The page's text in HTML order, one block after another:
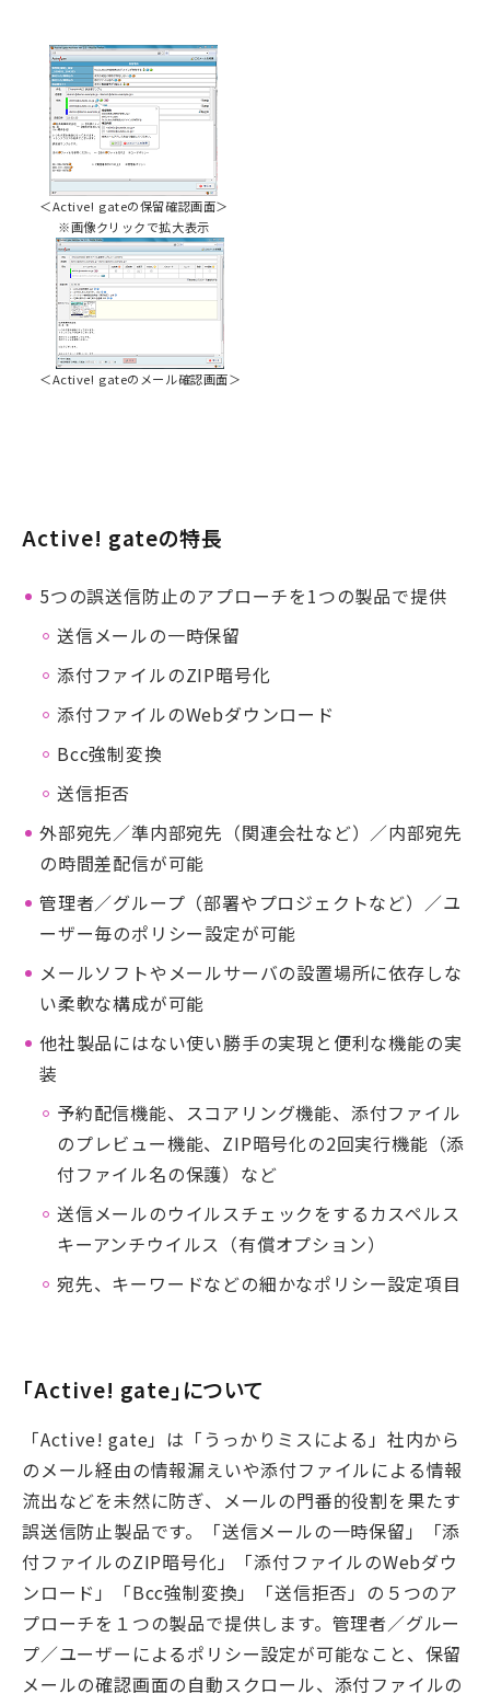
＜Active! gateの保留確認画面＞
※画像クリックで拡大表示
＜Active! gateのメール確認画面＞
Active! gateの特長
5つの誤送信防止のアプローチを1つの製品で提供
送信メールの一時保留
添付ファイルのZIP暗号化
添付ファイルのWebダウンロード
Bcc強制変換
送信拒否
外部宛先／準内部宛先（関連会社など）／内部宛先
の時間差配信が可能
管理者／グループ（部署やプロジェクトなど）／ユ
ーザー毎のポリシー設定が可能
メールソフトやメールサーバの設置場所に依存しな
い柔軟な構成が可能
他社製品にはない使い勝手の実現と便利な機能の実
装
予約配信機能、スコアリング機能、添付ファイル
のプレビュー機能、ZIP暗号化の2回実行機能（添
付ファイル名の保護）など
送信メールのウイルスチェックをするカスペルス
キーアンチウイルス（有償オプション）
宛先、キーワードなどの細かなポリシー設定項目
「Active! gate」について
「Active! gate」は「うっかりミスによる」社内から
のメール経由の情報漏えいや添付ファイルによる情報
流出などを未然に防ぎ、メールの門番的役割を果たす
誤送信防止製品です。「送信メールの一時保留」「添
付ファイルのZIP暗号化」「添付ファイルのWebダウ
ンロード」「Bcc強制変換」「送信拒否」の５つのア
プローチを１つの製品で提供します。管理者／グルー
プ／ユーザーによるポリシー設定が可能なこと、保留
メールの確認画面の自動スクロール、添付ファイルの